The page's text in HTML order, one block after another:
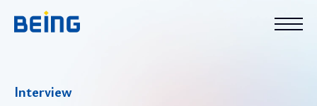
Interview